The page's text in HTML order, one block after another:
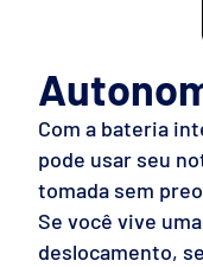
Com a bateria
pode usar seu
tomada sem
Se você vive
deslocamento,